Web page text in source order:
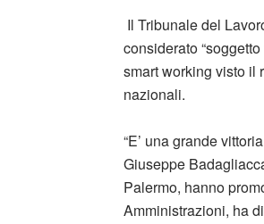
Il Tribunale del
considerato
smart working visto il
nazionali.
“E’ una grande
Giuseppe
Palermo, hanno
Amministrazioni, ha